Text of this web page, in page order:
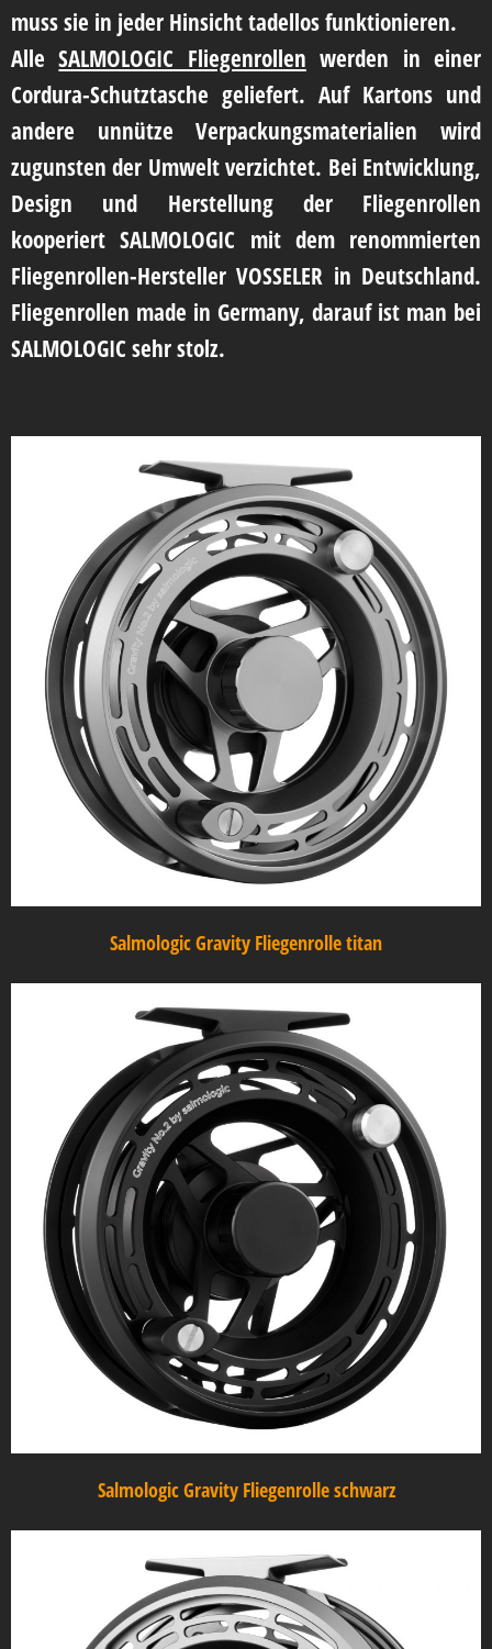
muss sie in jeder Hinsicht tadellos funktionieren.
AlleSALMOLOGIC Fliegenrollen werden in einer
Cordura-Schutztasche geliefert. Auf Kartons und
andere unnütze Verpackungsmaterialien wird
zugunsten der Umwelt verzichtet. Bei Entwicklung,
Design und Herstellung der Fliegenrollen
kooperiert SALMOLOGIC mit dem renommierten
Fliegenrollen-Hersteller VOSSELER in Deutschland.
Fliegenrollen made in Germany, darauf ist man bei
SALMOLOGIC sehr stolz.
Salmologic Gravity Fliegenrolle titan
Salmologic Gravity Fliegenrolle schwarz